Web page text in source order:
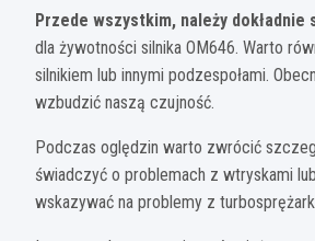
Przede wszystkim, należy
dla żywotności silnika OM646. Warto
silnikiem lub innymi podzespołami.
wzbudzić naszą czujność.
Podczas oględzin warto zwrócić
świadczyć o problemach z wtryskami
wskazywać na problemy z